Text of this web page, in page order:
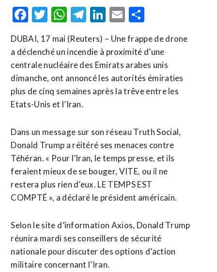
Facebook
Twitter
WhatsApp
Telegram
LinkedIn
Email
DUBAI, 17 mai (Reuters) – Une frappe de drone
a déclenché un incendie à proximité d’une
centrale nucléaire des Emirats arabes unis
dimanche, ont annoncé les autorités émiraties
plus de cinq semaines après la trêve entre les
Etats-Unis et l’Iran.
Dans un message sur son réseau Truth Social,
Donald Trump a réitéré ses menaces contre
Téhéran. « Pour l’Iran, le temps presse, et ils
feraient mieux de se bouger, ​VITE, ou il ‌ne
restera plus rien d’eux. LE TEMPS EST
COMPTÉ », a déclaré ​le président américain.
Selon le site ⁠d’information Axios, Donald Trump
réunira mardi ses conseillers de sécurité
nationale pour discuter des options ‌d’action
militaire concernant l’Iran.